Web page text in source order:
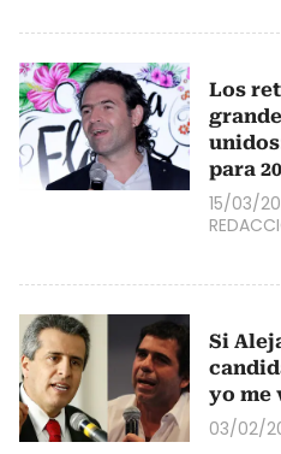
Los
para
15/03/
Si
yo me
03/02/